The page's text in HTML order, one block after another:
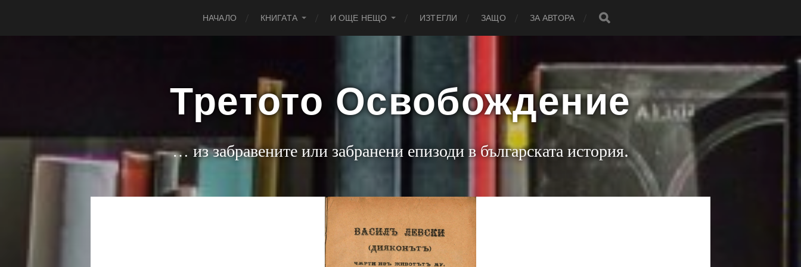
НАЧАЛО КНИГАТА И ОЩЕ НЕЩО ИЗТЕГЛИ ЗАЩО ЗА АВТОРА
Третото Освобождение
… из забравените или забранени епизоди в българската история.